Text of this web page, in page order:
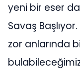
yeni bir eser
Savaş
zor anlarında